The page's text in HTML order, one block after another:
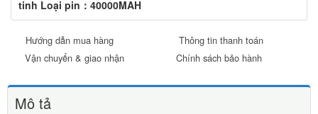
tinh Loại pin：40000MAH
Hướng dẫn mua hàng
Thông tin thanh toán
Vận chuyển & giao nhận
Chính sách bảo hành
Mô tả